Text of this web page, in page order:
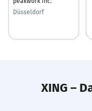
Düsseldorf
XING –